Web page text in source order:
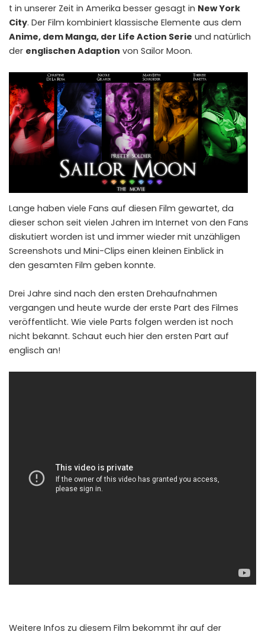
t in unserer Zeit in Amerika besser gesagt in New York
City. Der Film kombiniert klassische Elemente aus dem
Anime, dem Manga, der Life Action Serie und natürlich
der englischen Adaption von Sailor Moon.
Lange haben viele Fans auf diesen Film gewartet, da
dieser schon seit vielen Jahren im Internet von den Fans
diskutiert worden ist und immer wieder mit unzähligen
Screenshots und Mini-Clips einen kleinen Einblick in
den gesamten Film geben konnte.
Drei Jahre sind nach den ersten Drehaufnahmen
vergangen und heute wurde der erste Part des Filmes
veröffentlicht. Wie viele Parts folgen werden ist noch
nicht bekannt. Schaut euch hier den ersten Part auf
englisch an!
Weitere Infos zu diesem Film bekommt ihr auf der